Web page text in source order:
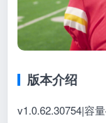
版本介绍
v1.0.62.30754|容